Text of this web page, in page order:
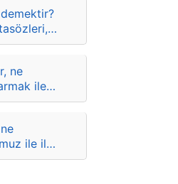
ne
ile
ile ilgili
ve